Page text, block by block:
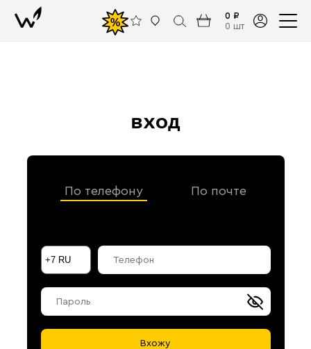
%
0 ₽
0 шт
вход
По телефону По почте
Вхожу